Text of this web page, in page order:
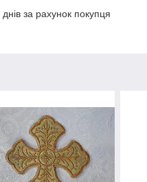
за рахунок покупця